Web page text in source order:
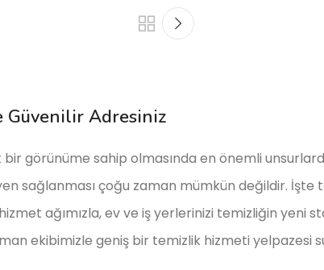
Güvenilir Adresiniz
bir görünüme sahip olmasında en önemli
sağlanması çoğu zaman mümkün değildir. İşte
ağımızla, ev ve iş yerlerinizi temizliğin yeni
ekibimizle geniş bir temizlik hizmeti yelpazesi